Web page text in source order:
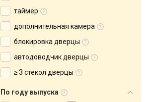
таймер
дополнительная камера
блокировка дверцы
автодоводчик дверцы
≥ 3 стекол дверцы
По году выпуска